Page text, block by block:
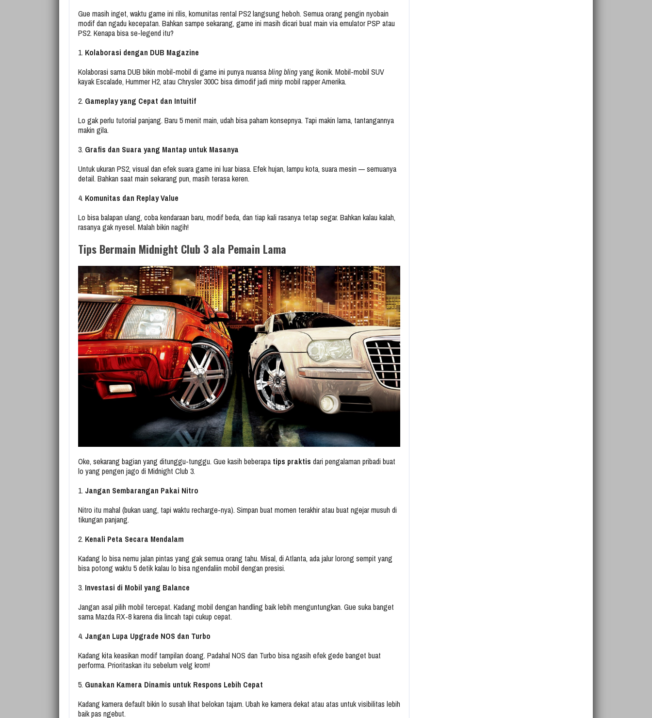
Gue masih inget, waktu game ini rilis, komunitas rental PS2 langsung heboh. Semua orang pengin nyobain
modif dan ngadu kecepatan. Bahkan sampe sekarang, game ini masih dicari buat main via emulator PSP atau
PS2. Kenapa bisa se-legend itu?
1. Kolaborasi dengan DUB Magazine
Kolaborasi sama DUB bikin mobil-mobil di game ini punya nuansabling blingyang ikonik. Mobil-mobil SUV
kayak Escalade, Hummer H2, atau Chrysler 300C bisa dimodif jadi mirip mobil rapper Amerika.
2. Gameplay yang Cepat dan Intuitif
Lo gak perlu tutorial panjang. Baru 5 menit main, udah bisa paham konsepnya. Tapi makin lama, tantangannya
makin gila.
3. Grafis dan Suara yang Mantap untuk Masanya
Untuk ukuran PS2, visual dan efek suara game ini luar biasa. Efek hujan, lampu kota, suara mesin — semuanya
detail. Bahkan saat main sekarang pun, masih terasa keren.
4. Komunitas dan Replay Value
Lo bisa balapan ulang, coba kendaraan baru, modif beda, dan tiap kali rasanya tetap segar. Bahkan kalau kalah,
rasanya gak nyesel. Malah bikin nagih!
Tips Bermain Midnight Club 3 ala Pemain Lama
Oke, sekarang bagian yang ditunggu-tunggu. Gue kasih beberapa tips praktis dari pengalaman pribadi buat
lo yang pengen jago di Midnight Club 3.
1. Jangan Sembarangan Pakai Nitro
Nitro itu mahal (bukan uang, tapi waktu recharge-nya). Simpan buat momen terakhir atau buat ngejar musuh di
tikungan panjang.
2. Kenali Peta Secara Mendalam
Kadang lo bisa nemu jalan pintas yang gak semua orang tahu. Misal, di Atlanta, ada jalur lorong sempit yang
bisa potong waktu 5 detik kalau lo bisa ngendaliin mobil dengan presisi.
3. Investasi di Mobil yang Balance
Jangan asal pilih mobil tercepat. Kadang mobil dengan handling baik lebih menguntungkan. Gue suka banget
sama Mazda RX-8 karena dia lincah tapi cukup cepat.
4. Jangan Lupa Upgrade NOS dan Turbo
Kadang kita keasikan modif tampilan doang. Padahal NOS dan Turbo bisa ngasih efek gede banget buat
performa. Prioritaskan itu sebelum velg krom!
5. Gunakan Kamera Dinamis untuk Respons Lebih Cepat
Kadang kamera default bikin lo susah lihat belokan tajam. Ubah ke kamera dekat atau atas untuk visibilitas lebih
baik pas ngebut.